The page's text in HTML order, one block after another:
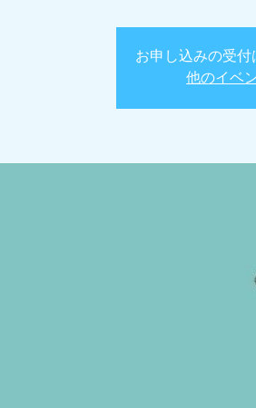
お申し込みの受付
他のイベ